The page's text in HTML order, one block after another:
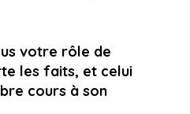
votre rôle de
les faits, et celui
cours à son